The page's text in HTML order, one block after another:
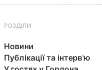
РОЗДІЛИ
Новини
Публікації та інтерв'ю